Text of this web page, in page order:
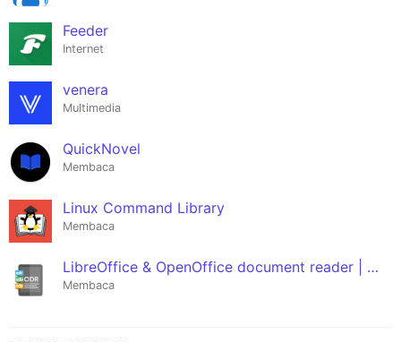
Feeder
Internet
venera
Multimedia
QuickNovel
Membaca
Linux Command Library
Membaca
LibreOffice & OpenOffice document reader | ODF
Membaca